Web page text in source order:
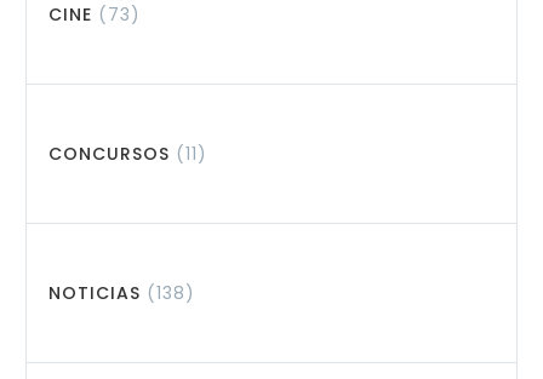
CINE (73)
CONCURSOS (11)
NOTICIAS (138)